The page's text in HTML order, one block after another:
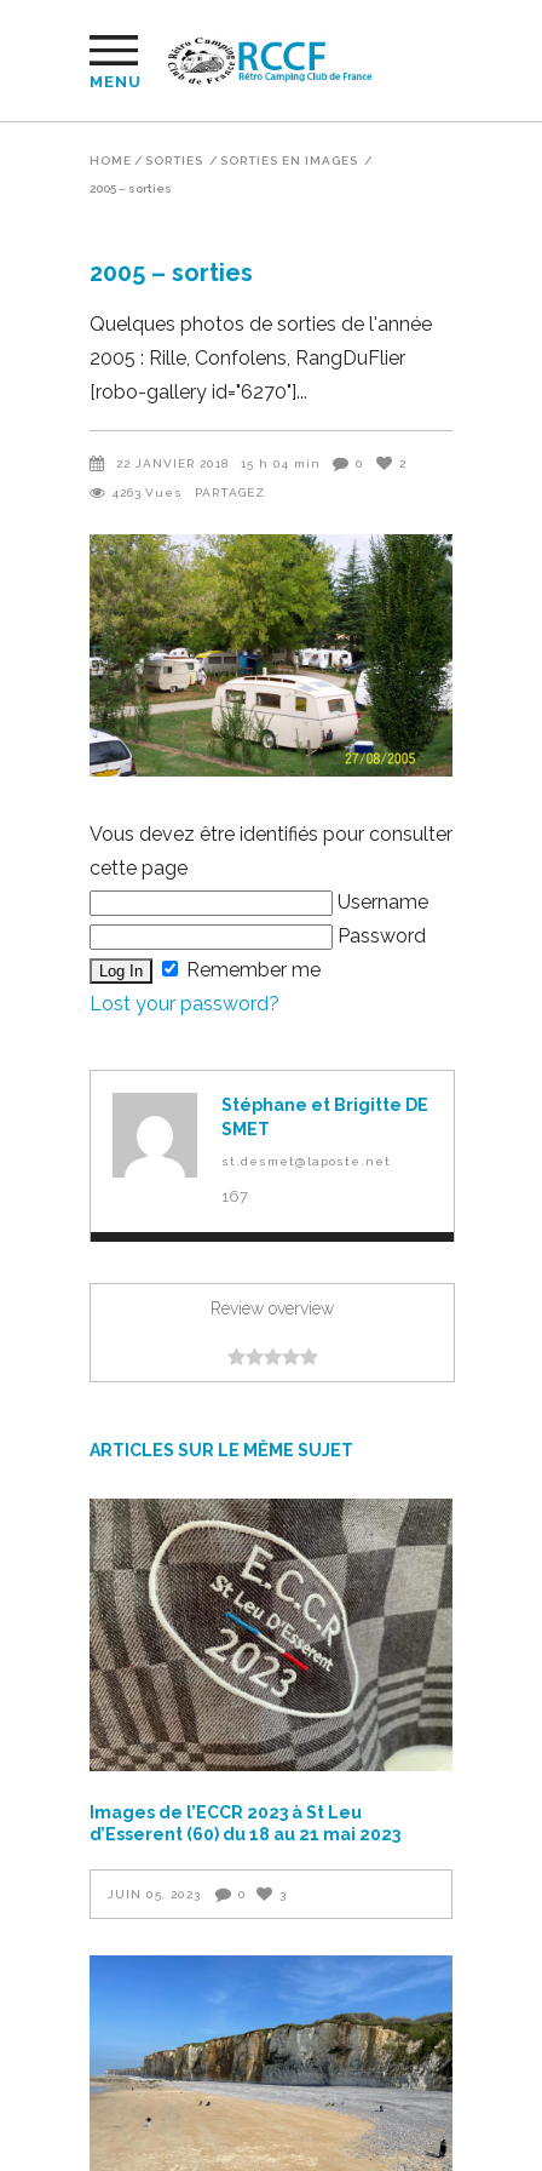
MENU
HOME / SORTIES / SORTIES EN IMAGES /
2005 – sorties
2005 – sorties
Quelques photos de sorties de l'année
2005 : Rille, Confolens, RangDuFlier
[robo-gallery id="6270"]
22 JANVIER 2018 15 h 04 min 0 2
4263 Vues PARTAGEZ
Vous devez être identifiés pour consulter
cette page
Username
Password
Remember me
Lost your password?
Stéphane et Brigitte DE
SMET
st.desmet@laposte.net
167
Review overview
ARTICLES SUR LE MÊME SUJET
Images de l’ECCR 2023 à St Leu
d’Esserent (60) du 18 au 21 mai 2023
JUIN 05, 2023 0 3